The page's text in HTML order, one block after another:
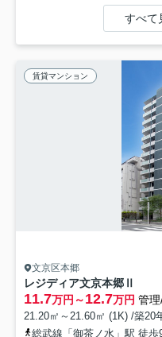
すべて
賃貸マンション
文京区本郷
レジディア文京本郷Ⅱ
11.7万円～12.7万円 管
21.20㎡～21.60㎡ (1K) /築20
総武線「御茶ノ水」駅 徒歩